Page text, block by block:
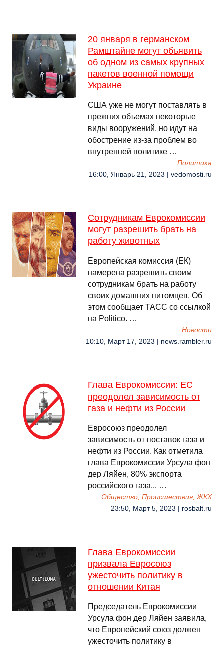
20 января в германском
Рамштайне могут объявить
об одном из самых крупных
пакетов военной помощи
Украине
США уже не могут поставлять в
прежних объемах некоторые
виды вооружений, но идут на
обострение из-за проблем во
внутренней политике …
Политика
16:00, Январь 21, 2023 | vedomosti.ru
Сотрудникам Еврокомиссии
могут разрешить брать на
работу животных
Европейская комиссия (ЕК)
намерена разрешить своим
сотрудникам брать на работу
своих домашних питомцев. Об
этом сообщает ТАСС со ссылкой
на Politico. …
Новости
10:10, Март 17, 2023 | news.rambler.ru
Глава Еврокомиссии: ЕС
преодолел зависимость от
газа и нефти из России
Евросоюз преодолел
зависимость от поставок газа и
нефти из России. Как отметила
глава Еврокомиссии Урсула фон
дер Ляйен, 80% экспорта
российского газа... …
Общество, Происшествия, ЖКХ
23:50, Март 5, 2023 | rosbalt.ru
Глава Еврокомиссии
призвала Евросоюз
ужесточить политику в
отношении Китая
Председатель Еврокомиссии
Урсула фон дер Ляйен заявила,
что Европейский союз должен
ужесточить политику в